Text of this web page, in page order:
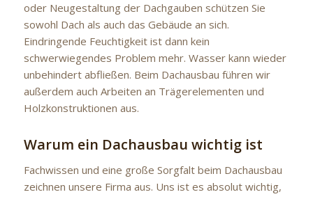
oder Neugestaltung der Dachgauben schützen Sie
sowohl Dach als auch das Gebäude an sich.
Eindringende Feuchtigkeit ist dann kein
schwerwiegendes Problem mehr. Wasser kann wieder
unbehindert abfließen. Beim Dachausbau führen wir
außerdem auch Arbeiten an Trägerelementen und
Holzkonstruktionen aus.
Warum ein Dachausbau wichtig ist
Fachwissen und eine große Sorgfalt beim Dachausbau
zeichnen unsere Firma aus. Uns ist es absolut wichtig,